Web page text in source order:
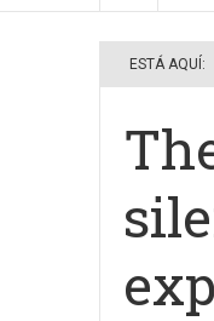
ESTÁ AQUÍ: